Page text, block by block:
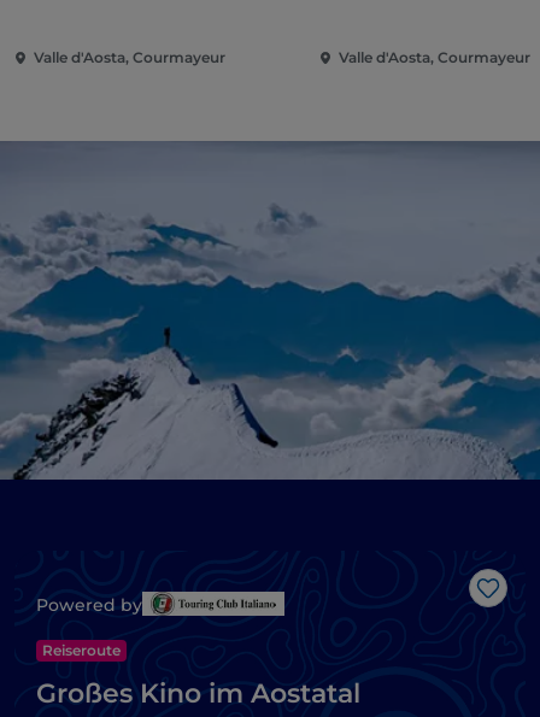
Valle d'Aosta, Courmayeur Valle d'Aosta, Courmayeur
Like
Powered by
Reiseroute
Großes Kino im Aostatal